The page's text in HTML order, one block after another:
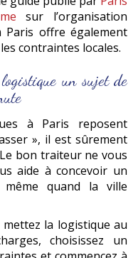
sur l’organisation
Paris offre également
contraintes locales.
un sujet de
à Paris reposent
», il est sûrement
bon traiteur ne vous
aide à concevoir un
quand la ville
la logistique au
choisissez un